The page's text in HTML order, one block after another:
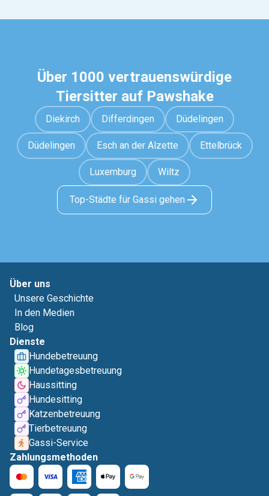
Über 1000 vertrauenswürdige
Tiersitter auf Pawshake
Diekirch Differdingen Düdelingen
Düdelingen Esch an der Alzette Ettelbrück
Luxemburg Wiltz
Top-Städte für Gassi gehen
Über uns
Unsere Geschichte
In den Medien
Blog
Dienste
Hundebetreuung
Hundetagesbetreuung
Haussitting
Hundesitting
Katzenbetreuung
Tierbetreuung
Gassi-Service
Zahlungsmethoden